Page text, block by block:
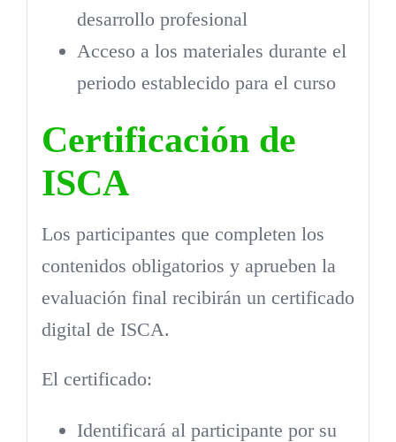
desarrollo profesional
Acceso a los materiales durante el
periodo establecido para el curso
Certificación de
ISCA
Los participantes que completen los
contenidos obligatorios y aprueben la
evaluación final recibirán un certificado
digital de ISCA.
El certificado:
Identificará al participante por su